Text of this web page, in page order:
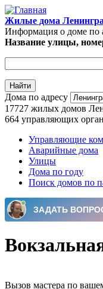
Перейти к основному
Жилые дома
Информация о доме по
Название улицы,
Дома по адресу
17727 жилых домов
664 управляющих
Главное меню
Управляющие
Аварийные дома
Улицы
Дома по году
Поиск домов по
Вызов мастера по